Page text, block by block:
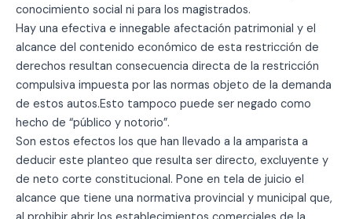
conocimiento social ni para los magistrados.
Hay una efectiva e innegable afectación patrimonial y el
alcance del contenido económico de esta restricción de
derechos resultan consecuencia directa de la restricción
compulsiva impuesta por las normas objeto de la demanda
de estos autos.Esto tampoco puede ser negado como
hecho de “público y notorio”.
Son estos efectos los que han llevado a la amparista a
deducir este planteo que resulta ser directo, excluyente y
de neto corte constitucional. Pone en tela de juicio el
alcance que tiene una normativa provincial y municipal que,